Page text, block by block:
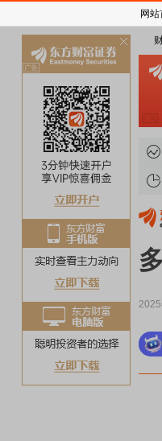
网